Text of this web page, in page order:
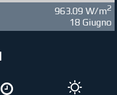
963.09 W/m2
18 Giugno